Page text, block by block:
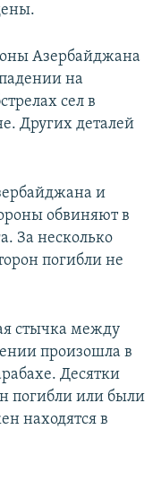
Азербайджана
на
сел в
Других деталей
и
обвиняют в
За несколько
погибли не
стычка между
произошла в
Десятки
погибли или были
находятся в